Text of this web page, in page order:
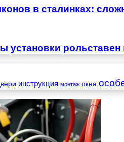
в сталинках:
установки рольставен
инструкция монтаж окна